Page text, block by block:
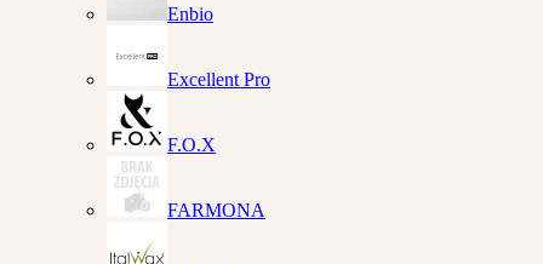
Enbio
Excellent Pro
F.O.X
FARMONA